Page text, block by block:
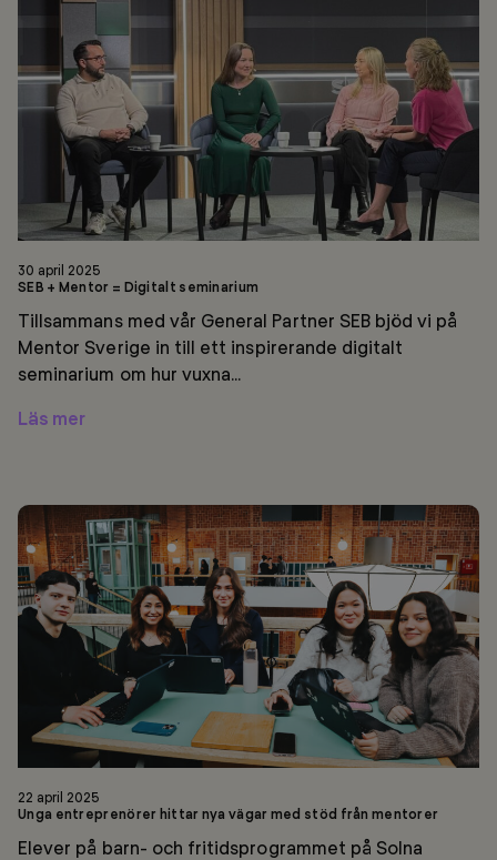
Mentor
Digitalt
seminarium
30 april 2025
SEB + Mentor = Digitalt seminarium
Tillsammans med vår General Partner SEB bjöd vi på
Mentor Sverige in till ett inspirerande digitalt
seminarium om hur vuxna...
Läs mer
Unga
entreprenörer
hittar
nya
vägar
med
stöd
från
mentorer
22 april 2025
Unga entreprenörer hittar nya vägar med stöd från mentorer
Elever på barn- och fritidsprogrammet på Solna